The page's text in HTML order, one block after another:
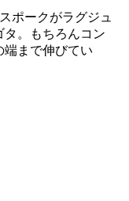
ポークがラグジュ
タ。もちろんコン
端まで伸びてい